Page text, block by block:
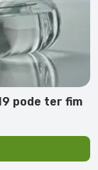
pode ter fim